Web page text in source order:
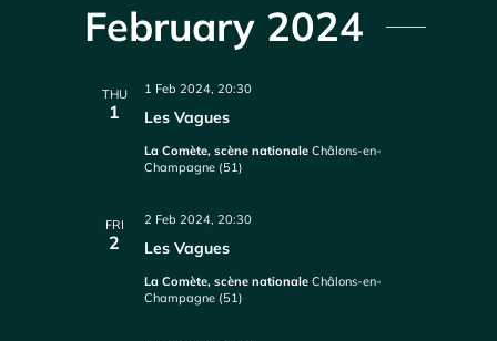
February 2024
THU
1 Les Vagues
1 Feb 2024, 20:30
La Comète, scène nationaleChâlons-en-
Champagne (51)
FRI
2 Les Vagues
2 Feb 2024, 20:30
La Comète, scène nationaleChâlons-en-
Champagne (51)